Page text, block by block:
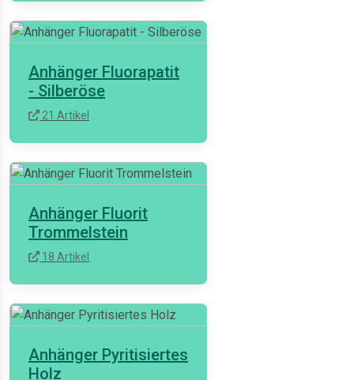
Anhänger Fluorapatit
- Silberöse
21 Artikel
Anhänger Fluorit
Trommelstein
18 Artikel
Anhänger Pyritisiertes
Holz